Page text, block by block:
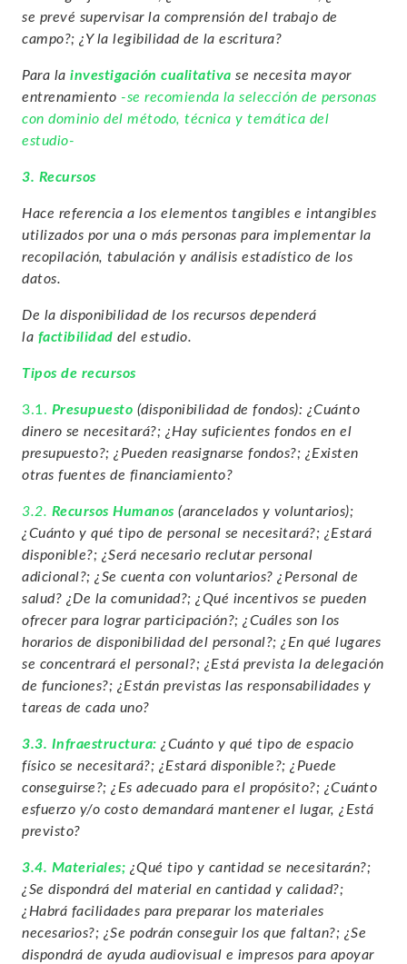
se prevé supervisar la comprensión del trabajo de
campo?;¿Y la legibilidad de la escritura?
Para la investigación cualitativa se necesita mayor
entrenamiento -se recomienda la selección de personas
con dominio del método, técnica y temática del
estudio-
3. Recursos
Hace referencia a los elementos tangibles e intangibles
utilizados por una o más personas para implementar la
recopilación, tabulación y análisis estadístico de los
datos.
De la disponibilidad de los recursos dependerá
la factibilidad del estudio.
Tipos de recursos
3.1. Presupuesto (disponibilidad de fondos): ¿Cuánto
dinero se necesitará?; ¿Hay suficientes fondos en el
presupuesto?;¿Pueden reasignarse fondos?; ¿Existen
otras fuentes de financiamiento?
3.2. Recursos Humanos(arancelados y voluntarios);
¿Cuánto y qué tipo de personal se necesitará?; ¿Estará
disponible?; ¿Será necesario reclutar personal
adicional?;¿Se cuenta con voluntarios? ¿Personal de
salud? ¿De la comunidad?;¿Qué incentivos se pueden
ofrecer para lograr participación?;¿Cuáles son los
horarios de disponibilidad del personal?;¿En qué lugares
se concentrará el personal?; ¿Está prevista la delegación
de funciones?; ¿Están previstas las responsabilidades y
tareas de cada uno?
3.3. Infraestructura:¿Cuánto y qué tipo de espacio
físico se necesitará?; ¿Estará disponible?;¿Puede
conseguirse?;¿Es adecuado para el propósito?; ¿Cuánto
esfuerzo y/o costo demandará mantener el lugar, ¿Está
previsto?
3.4. Materiales; ¿Qué tipo y cantidad se necesitarán?;
¿Se dispondrá del material en cantidad y calidad?;
¿Habrá facilidades para preparar los materiales
necesarios?; ¿Se podrán conseguir los que faltan?; ¿Se
dispondrá de ayuda audiovisual e impresos para apoyar